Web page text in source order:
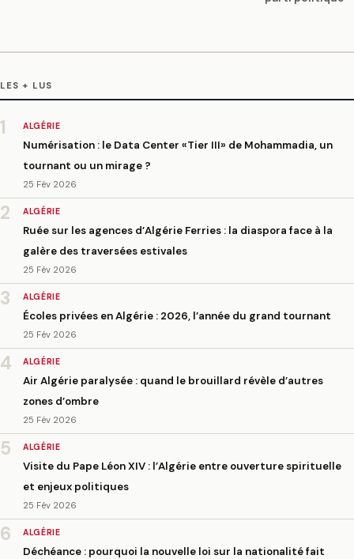
LES + LUS
1 ALGÉRIE
Numérisation : le Data Center «Tier III» de Mohammadia, un
tournant ou un mirage ?
25 Fév 2026
2 ALGÉRIE
Ruée sur les agences d’Algérie Ferries : la diaspora face à la
galère des traversées estivales
25 Fév 2026
3 ALGÉRIE
Écoles privées en Algérie : 2026, l’année du grand tournant
25 Fév 2026
4 ALGÉRIE
Air Algérie paralysée : quand le brouillard révèle d’autres
zones d’ombre
25 Fév 2026
5 ALGÉRIE
Visite du Pape Léon XIV : l’Algérie entre ouverture spirituelle
et enjeux politiques
25 Fév 2026
6 ALGÉRIE
Déchéance : pourquoi la nouvelle loi sur la nationalité fait